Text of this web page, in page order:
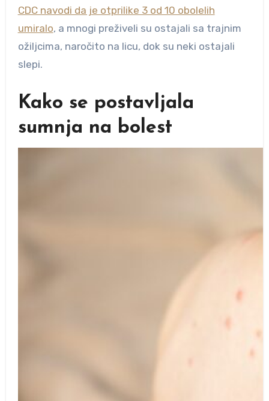
CDC navodi da je otprilike 3 od 10 obolelih
umiralo, a mnogi preživeli su ostajali sa trajnim
ožiljcima, naročito na licu, dok su neki ostajali
slepi.
Kako se postavljala
sumnja na bolest